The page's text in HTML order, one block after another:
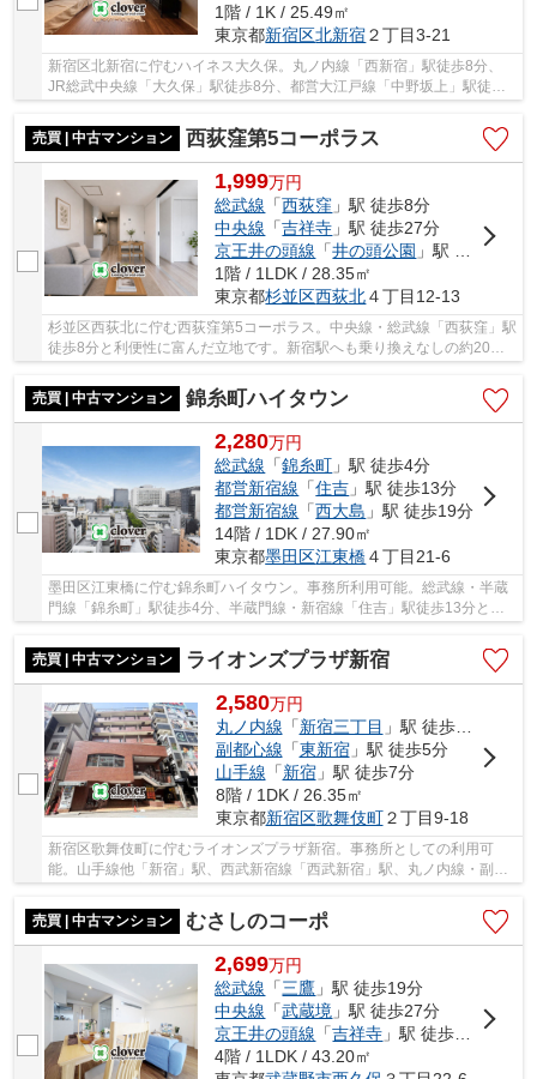
1階 / 1K / 25.49㎡
東京都新宿区北新宿２丁目3-21
新宿区北新宿に佇むハイネス大久保。丸ノ内線「西新宿」駅徒歩8分、
JR総武中央線「大久保」駅徒歩8分、都営大江戸線「中野坂上」駅徒歩
11分。大通りから一本入った穏やかな環境の住宅...
売買 | 中古マンション
西荻窪第5コーポラス
1,999万円
総武線 「西荻窪 」駅 徒歩8分
中央線 「吉祥寺 」駅 徒歩27分
京王井の頭線 「井の頭公園 」駅 徒歩28分
1階 / 1LDK / 28.35㎡
東京都杉並区西荻北４丁目12-13
杉並区西荻北に佇む西荻窪第5コーポラス。中央線・総武線「西荻窪」駅
徒歩8分と利便性に富んだ立地です。新宿駅へも乗り換えなしの約20分
と都心へのアクセスも良好です。周辺には買い...
売買 | 中古マンション
錦糸町ハイタウン
2,280万円
総武線 「錦糸町 」駅 徒歩4分
都営新宿線 「住吉 」駅 徒歩13分
都営新宿線 「西大島 」駅 徒歩19分
14階 / 1DK / 27.90㎡
東京都墨田区江東橋４丁目21-6
墨田区江東橋に佇む錦糸町ハイタウン。事務所利用可能。総武線・半蔵
門線「錦糸町」駅徒歩4分、半蔵門線・新宿線「住吉」駅徒歩13分と利
売買 | 中古マンション
ライオンズプラザ新宿
2,580万円
丸ノ内線 「新宿三丁目 」駅 徒歩5分
副都心線 「東新宿」駅 徒歩5分
山手線 「新宿」駅 徒歩7分
8階 / 1DK / 26.35㎡
東京都新宿区歌舞伎町２丁目9-18
新宿区歌舞伎町に佇むライオンズプラザ新宿。事務所としての利用可
能。山手線他「新宿」駅、西武新宿線「西武新宿」駅、丸ノ内線・副都
売買 | 中古マンション
むさしのコーポ
2,699万円
総武線 「三鷹 」駅 徒歩19分
中央線 「武蔵境 」駅 徒歩27分
京王井の頭線 「吉祥寺 」駅 徒歩32分
4階 / 1LDK / 43.20㎡